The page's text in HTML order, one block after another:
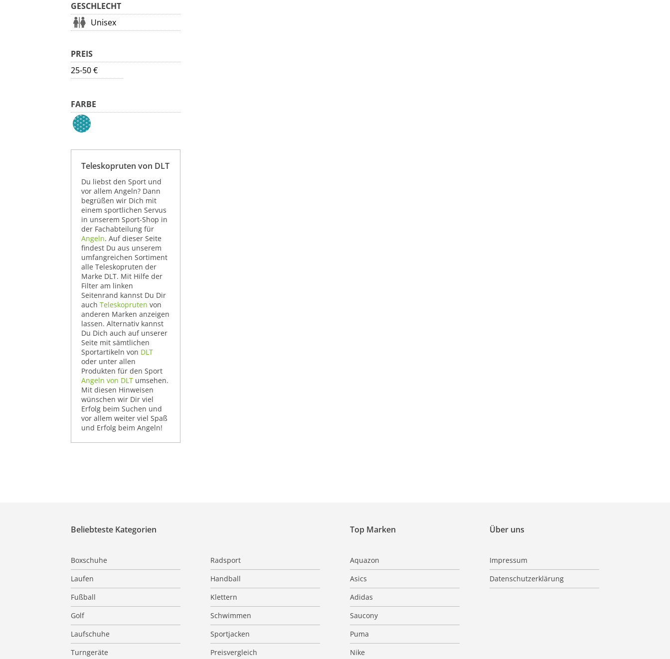
GESCHLECHT
Unisex
PREIS
25-50 €
FARBE
Teleskopruten von DLT
Du liebst den Sport und
vor allem Angeln? Dann
begrüßen wir Dich mit
einem sportlichen Servus
in unserem Sport-Shop in
der Fachabteilung für
Angeln. Auf dieser Seite
findest Du aus unserem
umfangreichen Sortiment
alle Teleskopruten der
Marke DLT. Mit Hilfe der
Filter am linken
Seitenrand kannst Du Dir
auch Teleskopruten von
anderen Marken anzeigen
lassen. Alternativ kannst
Du Dich auch auf unserer
Seite mit sämtlichen
Sportartikeln von DLT
oder unter allen
Produkten für den Sport
Angeln von DLT umsehen.
Mit diesen Hinweisen
wünschen wir Dir viel
Erfolg beim Suchen und
vor allem weiter viel Spaß
und Erfolg beim Angeln!
Über uns
Impressum
Datenschutzerklärung
Beliebteste Kategorien
Boxschuhe
Radsport
Laufen
Handball
Fußball
Klettern
Golf
Schwimmen
Laufschuhe
Sportjacken
Turngeräte
Preisvergleich
Top Marken
Aquazon
Asics
Adidas
Saucony
Puma
Nike